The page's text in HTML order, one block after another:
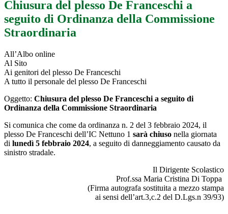
Chiusura del plesso De Franceschi a
seguito di Ordinanza della Commissione
Straordinaria
All’Albo online
Al Sito
Ai genitori del plesso De Franceschi
A tutto il personale del plesso De Franceschi
Oggetto: Chiusura del plesso De Franceschi a seguito di
Ordinanza della Commissione Straordinaria
Si comunica che come da ordinanza n. 2 del 3 febbraio 2024, il
plesso De Franceschi dell’IC Nettuno 1 sarà chiuso nella giornata
di lunedì 5 febbraio 2024, a seguito di danneggiamento causato da
sinistro stradale.
Il Dirigente Scolastico
Prof.ssa Maria Cristina Di Toppa
(Firma autografa sostituita a mezzo stampa
ai sensi dell’art.3,c.2 del D.Lgs.n 39/93)